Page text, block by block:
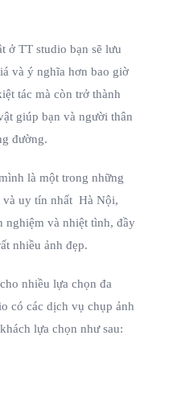
ở TT studio bạn sẽ lưu
và ý nghĩa hơn bao giờ
tác mà còn trở thành
giúp bạn và người thân
đường.
là một trong những
và uy tín nhất Hà Nội,
nghiệm và nhiệt tình, đầy
nhiều ảnh đẹp.
nhiều lựa chọn đa
có các dịch vụ chụp ảnh
lựa chọn như sau: